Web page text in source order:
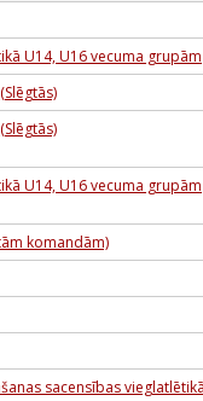
U14, U16 vecuma grupām
(Slēgtās)
(Slēgtās)
U14, U16 vecuma grupām
komandām)
sacensības